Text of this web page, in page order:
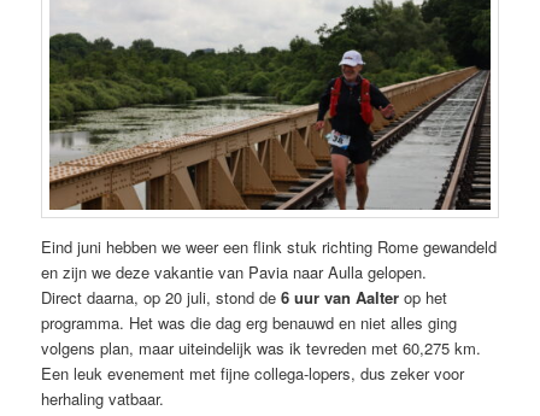
Eind juni hebben we weer een flink stuk richting Rome gewandeld
en zijn we deze vakantie van Pavia naar Aulla gelopen.
Direct daarna, op 20 juli, stond de6 uur van Aalter op het
programma. Het was die dag erg benauwd en niet alles ging
volgens plan, maar uiteindelijk was ik tevreden met 60,275 km.
Een leuk evenement met fijne collega-lopers, dus zeker voor
herhaling vatbaar.